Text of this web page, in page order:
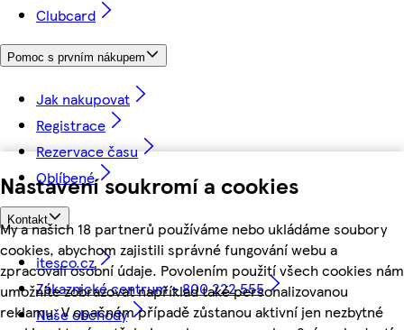
Nastavení soukromí a cookies
My a našich 18 partnerů používáme nebo ukládáme soubory
cookies, abychom zajistili správné fungování webu a
zpracovali osobní údaje. Povolením použití všech cookies nám
umožníte zobrazovat například také personalizovanou
reklamu. V opačném případě zůstanou aktivní jen nezbytné
Clubcard
Pomoc s prvním nákupem
Jak nakupovat
Registrace
Rezervace času
Oblíbené
Kontakt
itesco.cz
Zákaznické centrum - 800 222 555
Naše obchody